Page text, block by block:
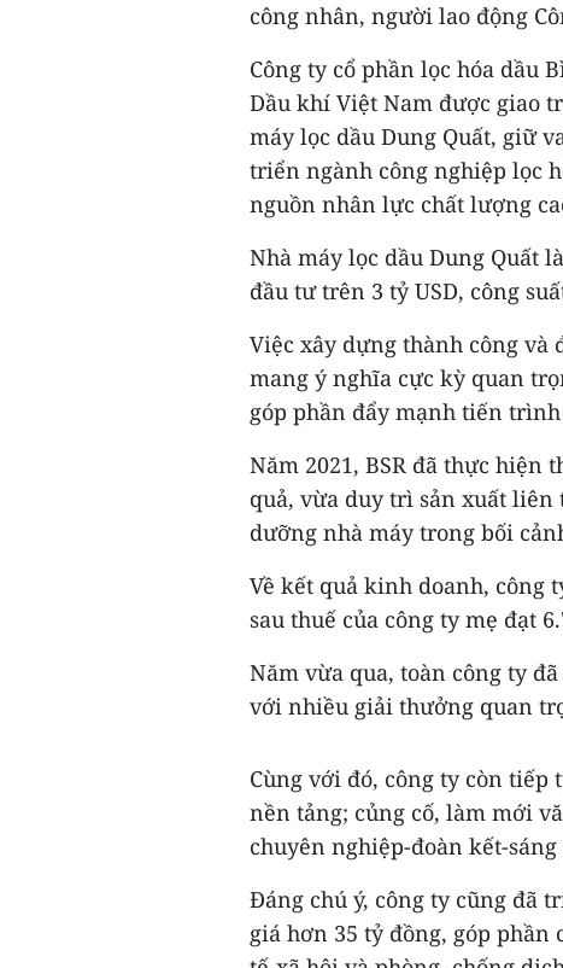
công nhân, người lao động
Công ty cổ phần lọc hóa dầu
Dầu khí Việt Nam được giao
máy lọc dầu Dung Quất, giữ
triển ngành công nghiệp lọc
nguồn nhân lực chất lượng
Nhà máy lọc dầu Dung Quất
đầu tư trên 3 tỷ USD, công
Việc xây dựng thành công và
mang ý nghĩa cực kỳ quan
góp phần đẩy mạnh tiến
Năm 2021, BSR đã thực hiện
quả, vừa duy trì sản xuất
dưỡng nhà máy trong bối
Về kết quả kinh doanh, công
sau thuế của công ty mẹ đạt
Năm vừa qua, toàn công ty
với nhiều giải thưởng quan
Cùng với đó, công ty còn
nền tảng; củng cố, làm mới
chuyên nghiệp-đoàn kết-
Đáng chú ý, công ty cũng đã
giá hơn 35 tỷ đồng, góp